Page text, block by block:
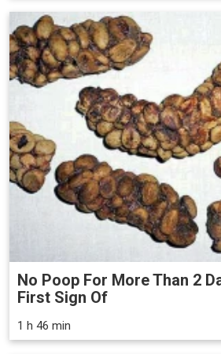
No Poop For More Than 2
First Sign Of
1 h 46 min